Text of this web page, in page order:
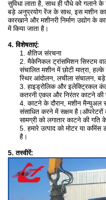
सुविधा लाता है, साथ ही पौधे को गलाने के
बड़े अनुप्रयोग रेंज के साथ, इस मशीन का
कारखाने और मशीनरी निर्माण उद्योग
में किया जाता है।
4. विशेषताएं:
1. क्षैतिज संरचना
2. मैकेनिकल ट्रांसमिशन सिस्टम
संचालित मशीन में छोटी मात्रा,
स्थिर आंदोलन, लचीला संचालन,
3. हाइड्रोलिक और इलेक्ट्रिकल
कतरनी एकल और निरंतर काटने की
4. काटने के दौरान, मशीन मैन्युअल
संसाधित करने में सक्षम
सामग्री को लगातार काटने की
5. हमारे उत्पाद को मोटर या कमिंस
है।
5. तस्वीरें: